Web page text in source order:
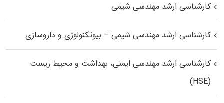
کارشناسی ارشد مهندسی شیمی
کارشناسی ارشد مهندسی شیمی – بیوتکنولوژی و داروسازی
کارشناسی ارشد مهندسی ایمنی، بهداشت و محیط زیست
(HSE)